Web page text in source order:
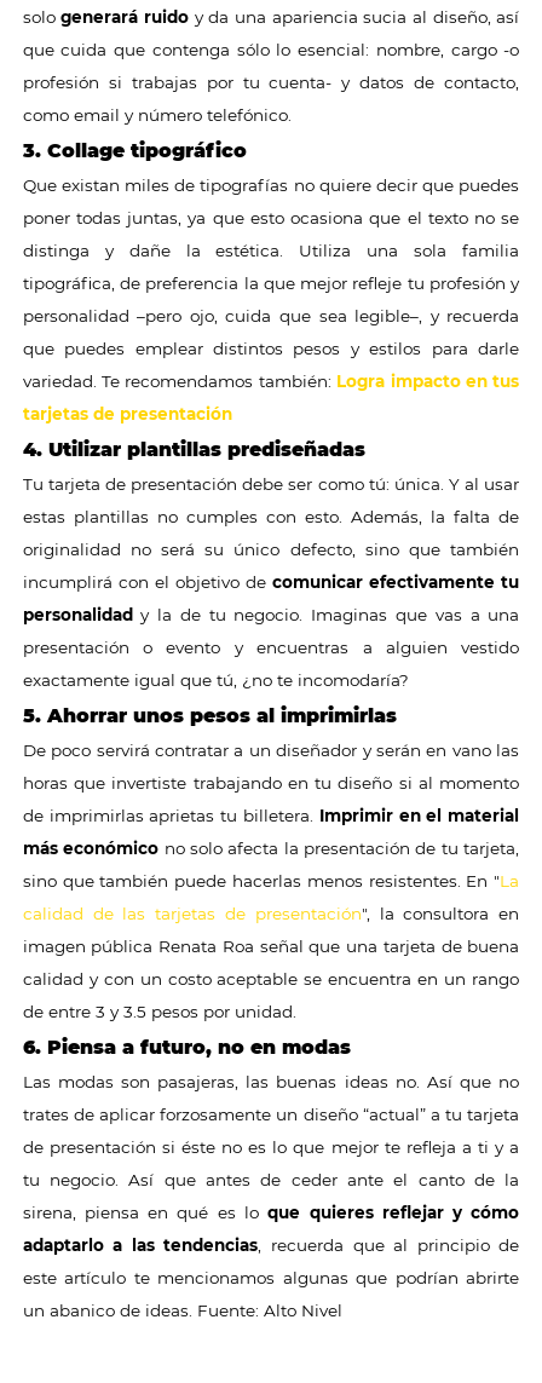
sologenerará ruido y da una apariencia sucia al diseño, así
que cuida que contenga sólo lo esencial: nombre, cargo -o
profesión si trabajas por tu cuenta- y datos de contacto,
como email y número telefónico.
3. Collage tipográfico
Que existan miles de tipografías no quiere decir que puedes
poner todas juntas, ya que esto ocasiona que el texto no se
distinga y dañe la estética. Utiliza una sola familia
tipográfica, de preferencia la que mejor refleje tu profesión y
personalidad –pero ojo, cuida que sea legible–, y recuerda
que puedes emplear distintos pesos y estilos para darle
variedad. Te recomendamos también: Logra impacto en tus
tarjetas de presentación
4. Utilizar plantillas prediseñadas
Tu tarjeta de presentación debe ser como tú: única. Y al usar
estas plantillas no cumples con esto. Además, la falta de
originalidad no será su único defecto, sino que también
incumplirá con el objetivo decomunicar efectivamente tu
personalidad y la de tu negocio. Imaginas que vas a una
presentación o evento y encuentras a alguien vestido
exactamente igual que tú, ¿no te incomodaría?
5. Ahorrar unos pesos al imprimirlas
De poco servirá contratar a un diseñador y serán en vano las
horas que invertiste trabajando en tu diseño si al momento
de imprimirlas aprietas tu billetera. Imprimir en el material
más económico no solo afecta la presentación de tu tarjeta,
sino que también puede hacerlas menos resistentes. En "La
calidad de las tarjetas de presentación", la consultora en
imagen pública Renata Roa señal que una tarjeta de buena
calidad y con un costo aceptable se encuentra en un rango
de entre 3 y 3.5 pesos por unidad.
6. Piensa a futuro, no en modas
Las modas son pasajeras, las buenas ideas no. Así que no
trates de aplicar forzosamente un diseño “actual” a tu tarjeta
de presentación si éste no es lo que mejor te refleja a ti y a
tu negocio. Así que antes de ceder ante el canto de la
sirena, piensa en qué es loque quieres reflejar y cómo
adaptarlo a las tendencias , recuerda que al principio de
este artículo te mencionamos algunas que podrían abrirte
un abanico de ideas. Fuente: Alto Nivel